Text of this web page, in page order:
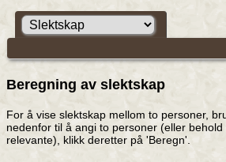
Beregning av slektskap
For å vise slektskap mellom to personer,
nedenfor til å angi to personer (eller
relevante), klikk deretter på 'Beregn'.